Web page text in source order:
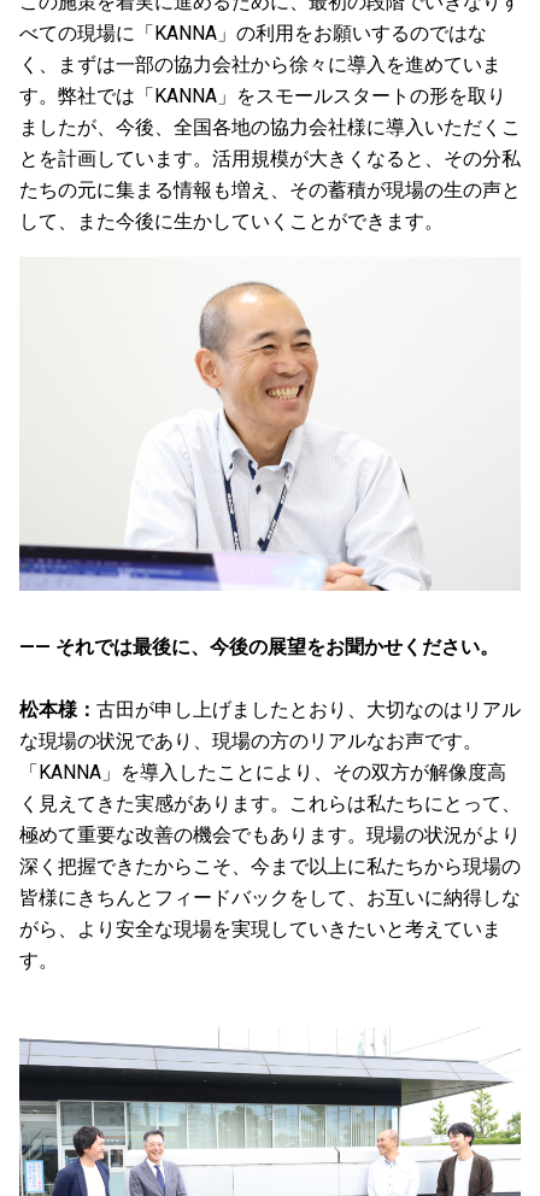
べての現場に「KANNA」の利用をお願いするのではな
く、まずは一部の協力会社から徐々に導入を進めていま
す。弊社では「KANNA」をスモールスタートの形を取り
ましたが、今後、全国各地の協力会社様に導入いただくこ
とを計画しています。活用規模が大きくなると、その分私
たちの元に集まる情報も増え、その蓄積が現場の生の声と
して、また今後に生かしていくことができます。
—— それでは最後に、今後の展望をお聞かせください。
松本様： 古田が申し上げましたとおり、大切なのはリアル
な現場の状況であり、現場の方のリアルなお声です。
「KANNA」を導入したことにより、その双方が解像度高
く見えてきた実感があります。これらは私たちにとって、
極めて重要な改善の機会でもあります。現場の状況がより
深く把握できたからこそ、今まで以上に私たちから現場の
皆様にきちんとフィードバックをして、お互いに納得しな
がら、より安全な現場を実現していきたいと考えていま
す。